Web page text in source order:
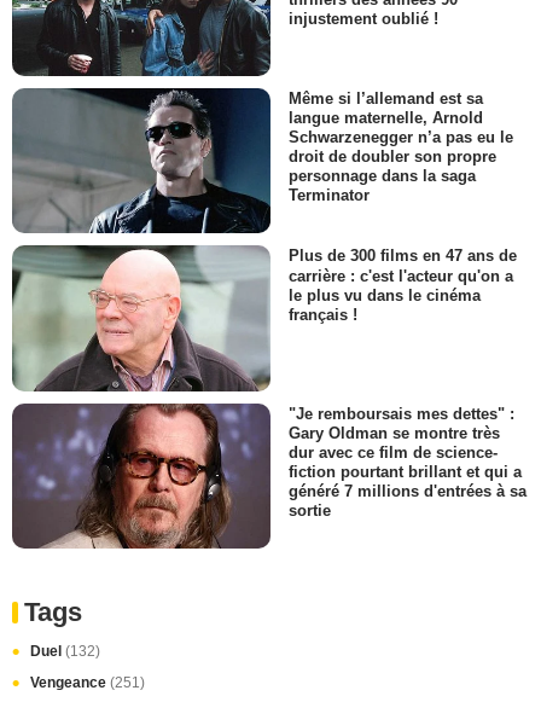
injustement oublié !
Même si l’allemand est sa
langue maternelle, Arnold
Schwarzenegger n’a pas eu le
droit de doubler son propre
personnage dans la saga
Terminator
Plus de 300 films en 47 ans de
carrière : c'est l'acteur qu'on a
le plus vu dans le cinéma
français !
"Je remboursais mes dettes" :
Gary Oldman se montre très
dur avec ce film de science-
fiction pourtant brillant et qui a
généré 7 millions d'entrées à sa
sortie
Tags
Duel (132)
Vengeance (251)